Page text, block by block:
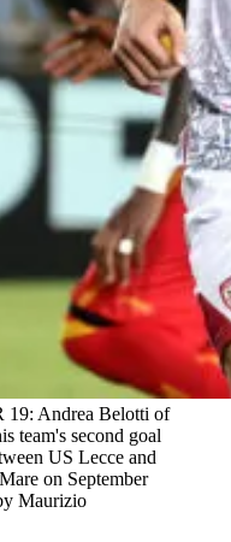
Andrea Belotti of
team's second goal
US Lecce and
on September
Maurizio